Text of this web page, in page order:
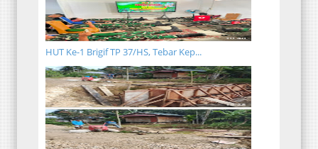
HUT Ke-1 Brigif TP 37/HS, Tebar Kep...